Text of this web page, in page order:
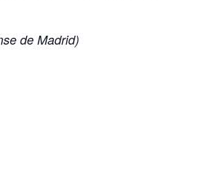
de Madrid)